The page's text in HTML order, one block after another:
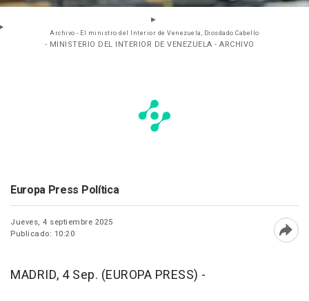
Archivo - El ministro del Interior de Venezuela, Diosdado Cabello
- MINISTERIO DEL INTERIOR DE VENEZUELA - ARCHIVO
Europa Press Política
Jueves, 4 septiembre 2025
Publicado: 10:20
MADRID, 4 Sep. (EUROPA PRESS) -